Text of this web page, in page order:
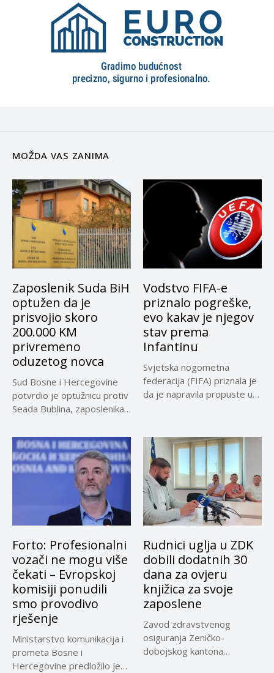
MOŽDA VAS ZANIMA
Zaposlenik Suda BiH
optužen da je
prisvojio skoro
200.000 KM
privremeno
oduzetog novca
Sud Bosne i Hercegovine
potvrdio je optužnicu protiv
Seada Bublina, zaposlenika
Vodstvo FIFA-e
priznalo pogreške,
evo kakav je njegov
stav prema
Infantinu
Svjetska nogometna
federacija (FIFA) priznala je
da je napravila propuste u
Forto: Profesionalni
vozači ne mogu više
čekati – Evropskoj
komisiji ponudili
smo provodivo
rješenje
Ministarstvo komunikacija i
prometa Bosne i
Hercegovine predložilo je
Rudnici uglja u ZDK
dobili dodatnih 30
dana za ovjeru
knjižica za svoje
zaposlene
Zavod zdravstvenog
osiguranja Zeničko-
dobojskog kantona